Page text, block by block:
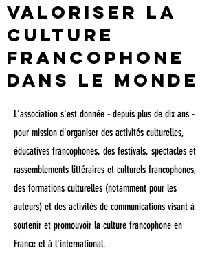
Valoriser la
culture
francophone
dans le monde
L'association s'est donnée - depuis plus de dix ans -
pour mission d'organiser des activités culturelles,
éducatives francophones, des festivals, spectacles et
rassemblements littéraires et culturels francophones,
des formations culturelles (notamment pour les
auteurs) et des activités de communications visant à
soutenir et promouvoir la culture francophone en
France et à l'international.